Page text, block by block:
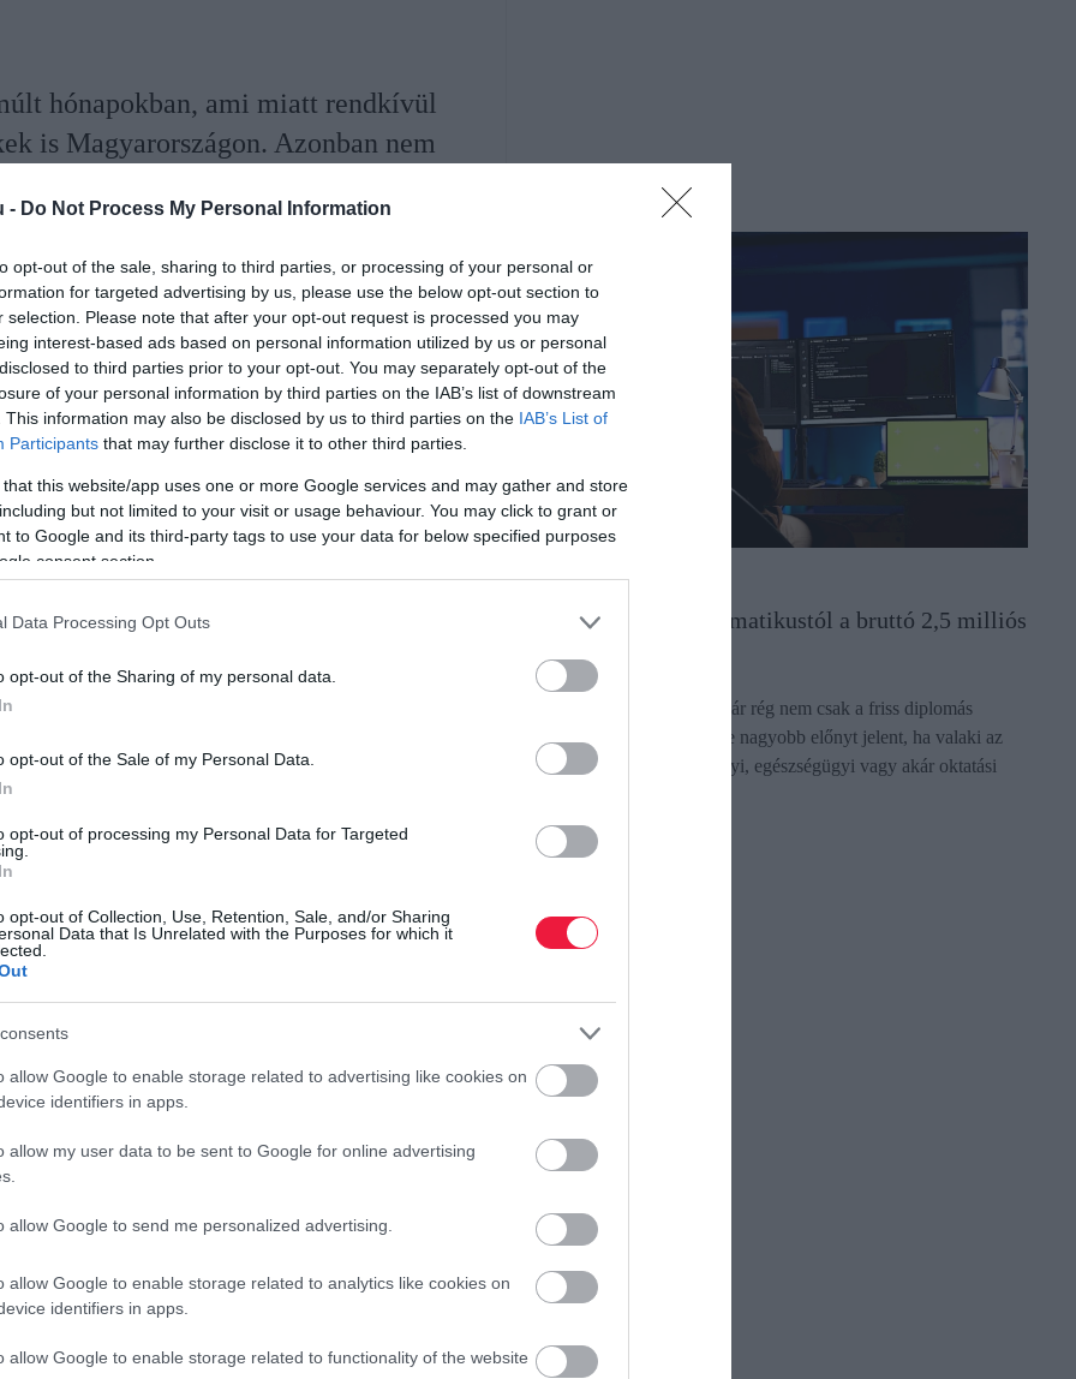
- Do Not Process My Personal Information
opt-out of the sale, sharing to third parties, or processing of your personal or
for targeted advertising by us, please use the below opt-out section to
selection. Please note that after your opt-out request is processed you may
interest-based ads based on personal information utilized by us or personal
to third parties prior to your opt-out. You may separately opt-out of the
of your personal information by third parties on the IAB’s list of downstream
This information may also be disclosed by us to third parties on the IAB’s List of
Participants that may further disclose it to other third parties.
that this website/app uses one or more Google services and may gather and store
but not limited to your visit or usage behaviour. You may click to grant or
to Google and its third-party tags to use your data for below specified purposes
consent section.
Data Processing Opt Outs
opt-out of the Sharing of my personal data.
opt-out of the Sale of my Personal Data.
opt-out of processing my Personal Data for Targeted
opt-out of Collection, Use, Retention, Sale, and/or Sharing
Data that Is Unrelated with the Purposes for which it
allow Google to enable storage related to advertising like cookies on
identifiers in apps.
allow my user data to be sent to Google for online advertising
allow Google to send me personalized advertising.
allow Google to enable storage related to analytics like cookies on
identifiers in apps.
allow Google to enable storage related to functionality of the website
hónapokban, ami miatt rendkívül
is Magyarországon. Azonban nem
visszaesni látszik a kereslet a
forrásként a Google Keresőben!
egy évben a péktermékeknél tapasztalható rendkívüli
drágult a liszt, megugrottak a logisztikai- és az
munkaerőhiány is sújtja az ágazatot). A VG
százalékkal emelkedtek az elmúlt 12 hónapban, az
egy kiló fehér kenyér és 360-ba a kilós
az árszintjük a Központi Statisztikai
74,3 százalékos volt a drágulás, a
lehet, hiszen novemberben is tovább
alelnöke pedig arról tájékoztatott, hogy a szövetség
meghirdetése előtti – becslése az volt, hogy a sütőipari
évben. Ennek elsősorban a költségek elszállása
kiskereskedelem alakítja, amelynek az a célja, hogy az
tarifákat.
tudjuk beépíteni az árakba.
cég kivár, s megpróbálja
energiaár-támogatást,
MUNKA
Ezt várják el az informatikustól a bruttó 2,5 milliós
fizetésért
Az informatikai álláspiac már rég nem csak a friss diplomás
programozókról szól. Egyre nagyobb előnyt jelent, ha valaki az
IT-tudás mellé jogi, pénzügyi, egészségügyi vagy akár oktatási
rectangle